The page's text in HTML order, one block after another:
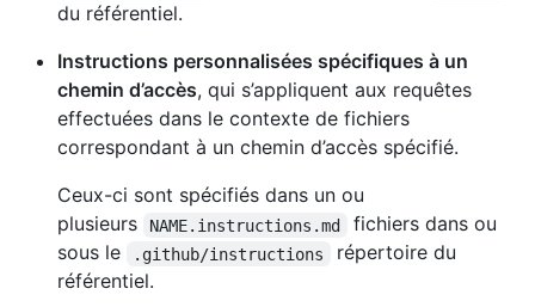
du référentiel.
Instructions personnalisées spécifiques à un
chemin d’accès, qui s’appliquent aux requêtes
effectuées dans le contexte de fichiers
correspondant à un chemin d’accès spécifié.
Ceux-ci sont spécifiés dans un ou
plusieurs
NAME.instructions.md
fichiers dans ou
sous le
.github/instructions
répertoire du
référentiel.